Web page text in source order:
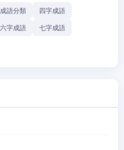
成語分類 四字成語
六字成語 七字成語